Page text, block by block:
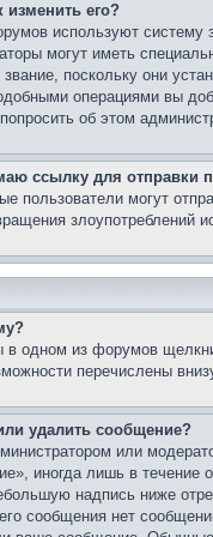
изменить его?
используют систему
могут иметь
поскольку они
операциями вы
об этом
ссылку для отправки
пользователи могут
злоупотреблений
одном из форумов
перечислены
удалить сообщение?
или
иногда лишь в
надпись ниже
сообщения нет